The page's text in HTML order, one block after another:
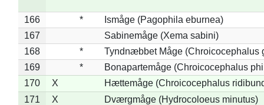
166 *
Ismåge (Pagophila eburnea)
167
Sabinemåge (Xema sabini)
168
*
Tyndnæbbet Måge (Chroicocephalus
169
*
Bonapartemåge (Chroicocephalus
170
X
Hættemåge (Chroicocephalus
171
X
Dværgmåge (Hydrocoloeus minutus)